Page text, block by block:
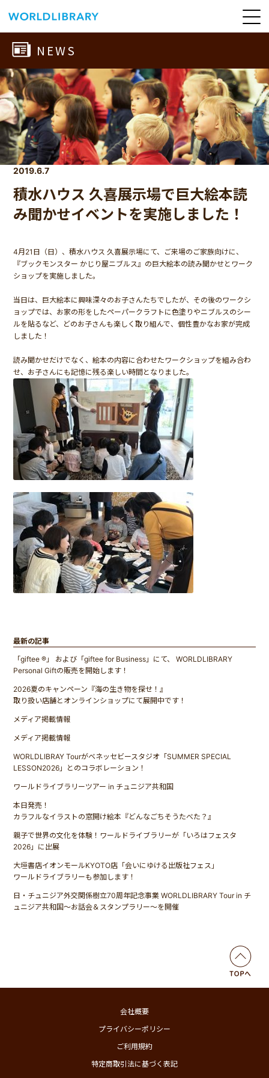
で
す
BOOKS
NEWS
CONTACT
WORLDLIBRARY Personal ログイン（個人）
SHOP
NEWS
2019.6.7
積水ハウス 久喜展示場で巨大絵本読
み聞かせイベントを実施しました！
4月21日（日）、積水ハウス 久喜展示場にて、ご来場のご家族向けに、
『ブックモンスター かじり屋ニブルス』の巨大絵本の読み聞かせとワーク
ショップを実施しました。
当日は、巨大絵本に興味深々のお子さんたちでしたが、その後のワークシ
ョップでは、お家の形をしたペーパークラフトに色塗りやニブルスのシー
ルを貼るなど、どのお子さんも楽しく取り組んで、個性豊かなお家が完成
しました！
読み聞かせだけでなく、絵本の内容に合わせたワークショップを組み合わ
せ、お子さんにも記憶に残る楽しい時間となりました。
最新の記事
「giftee ®」 および「giftee for Business」にて、 WORLDLIBRARY
Personal Giftの販売を開始します！
2026夏のキャンペーン『海の生き物を探せ！』
取り扱い店舗とオンラインショップにて展開中です！
メディア掲載情報
メディア掲載情報
WORLDLIBRAY Tourがベネッセビースタジオ「SUMMER SPECIAL
LESSON2026」とのコラボレーション！
ワールドライブラリーツアー in チュニジア共和国
本日発売！
カラフルなイラストの窓開け絵本『どんなごちそうたべた？』
親子で世界の文化を体験！ワールドライブラリーが「いろはフェスタ
2026」に出展
大垣書店イオンモールKYOTO店「会いにゆける出版社フェス」
ワールドライブラリーも参加します！
日・チュニジア外交関係樹立70周年記念事業 WORLDLIBRARY Tour in チ
ュニジア共和国〜お話会＆スタンプラリー〜を開催
会社概要
プライバシーポリシー
ご利用規約
特定商取引法に基づく表記